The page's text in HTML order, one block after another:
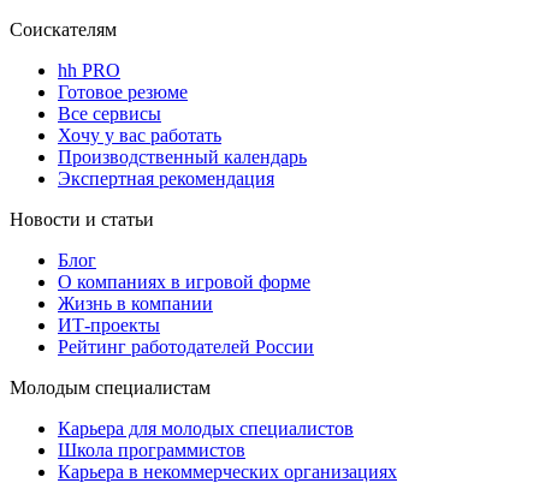
Соискателям
hh PRO
Готовое резюме
Все сервисы
Хочу у вас работать
Производственный календарь
Экспертная рекомендация
Новости и статьи
Блог
О компаниях в игровой форме
Жизнь в компании
ИТ-проекты
Рейтинг работодателей России
Молодым специалистам
Карьера для молодых специалистов
Школа программистов
Карьера в некоммерческих организациях